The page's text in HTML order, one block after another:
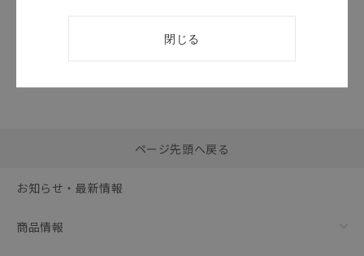
括ダウンロード
ページ先頭へ戻る
お知らせ・最新情報
商品情報
閉じる